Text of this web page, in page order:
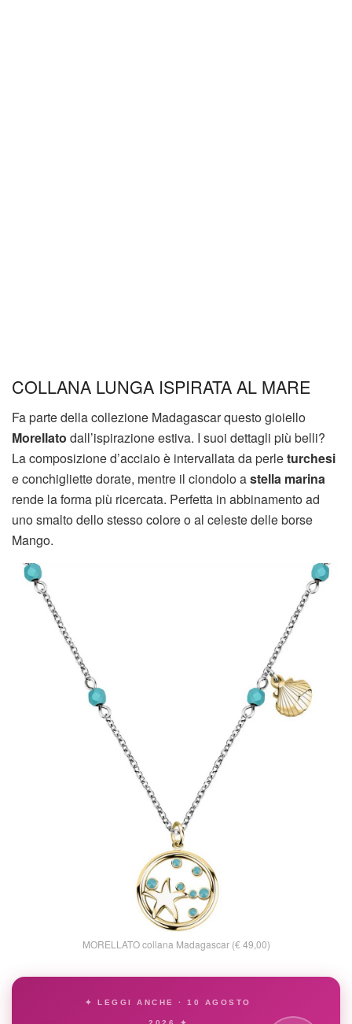
COLLANA LUNGA ISPIRATA AL MARE
Fa parte della collezione Madagascar questo gioiello
Morellato dall’ispirazione estiva. I suoi dettagli più belli?
La composizione d’acciaio è intervallata da perleturchesi
e conchigliette dorate, mentre il ciondolo astella marina
rende la forma più ricercata. Perfetta in abbinamento ad
uno smalto dello stesso colore o al celeste delle borse
Mango.
MORELLATO collana Madagascar (€ 49,00)
✦ LEGGI ANCHE · 10 AGOSTO